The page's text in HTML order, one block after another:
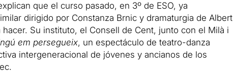
que el curso pasado, en 3º de ESO, ya
dirigido por Constanza Brnic y dramaturgia de Albert
hacer. Su instituto, el Consell de Cent, junto con el Milà i
em persegueix, un espectáculo de teatro-danza
intergeneracional de jóvenes y ancianos de los